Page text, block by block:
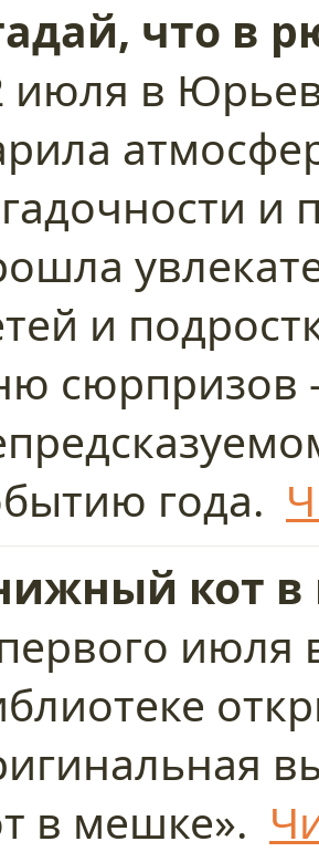
что в
июля в
и
и
сюрпризов
года.
кот
июля
в мешке».